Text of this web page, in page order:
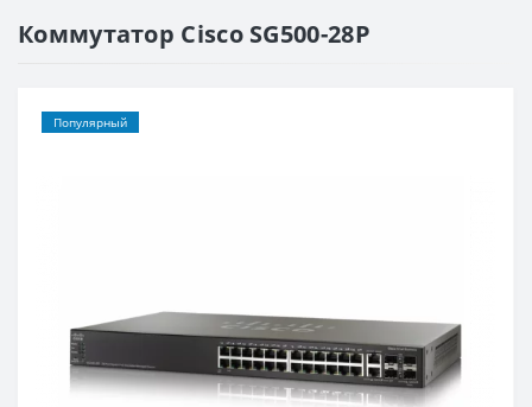
Коммутатор Cisco SG500-28P
Популярный